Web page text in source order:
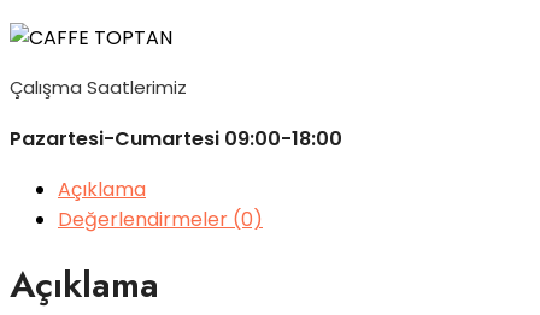
Çalışma Saatlerimiz
Pazartesi-Cumartesi 09:00-18:00
Açıklama
Değerlendirmeler (0)
Açıklama